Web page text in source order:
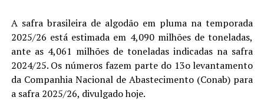
A safra brasileira de algodão em pluma na temporada
2025/26 está estimada em 4,090 milhões de toneladas,
ante as 4,061 milhões de toneladas indicadas na safra
2024/25. Os números fazem parte do 13o levantamento
da Companhia Nacional de Abastecimento (Conab) para
a safra 2025/26, divulgado hoje.